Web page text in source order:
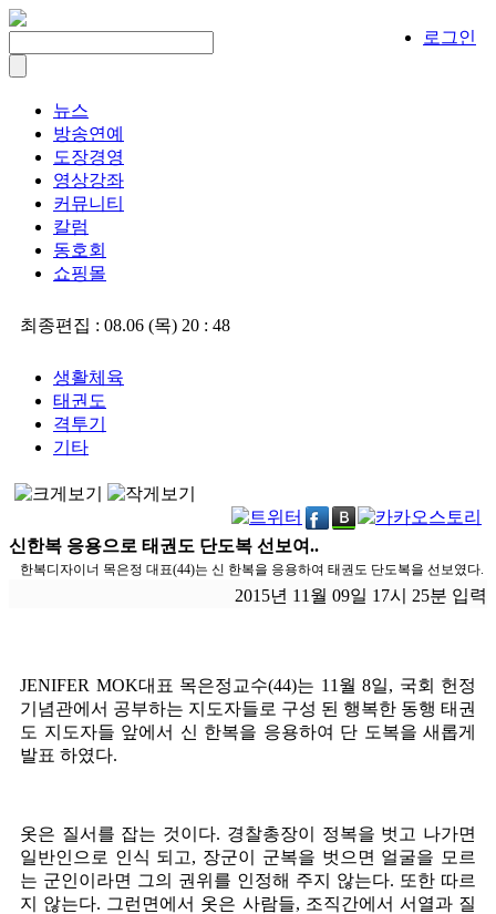
로그인
뉴스
방송연예
도장경영
영상강좌
커뮤니티
칼럼
동호회
쇼핑몰
최종편집 : 08.06 (목) 20 : 48
생활체육
태권도
격투기
기타
신한복 응용으로 태권도 단도복 선보여..
한복디자이너 목은정 대표(44)는 신 한복을 응용하여 태권도 단도복을 선보였다.
2015년 11월 09일 17시 25분 입력
JENIFER MOK대표 목은정교수(44)는 11월 8일, 국회 헌정
기념관에서 공부하는 지도자들로 구성 된 행복한 동행 태권
도 지도자들 앞에서 신 한복을 응용하여 단 도복을 새롭게
발표 하였다.
옷은 질서를 잡는 것이다. 경찰총장이 정복을 벗고 나가면
일반인으로 인식 되고, 장군이 군복을 벗으면 얼굴을 모르
는 군인이라면 그의 권위를 인정해 주지 않는다. 또한 따르
지 않는다. 그런면에서 옷은 사람들, 조직간에서 서열과 질